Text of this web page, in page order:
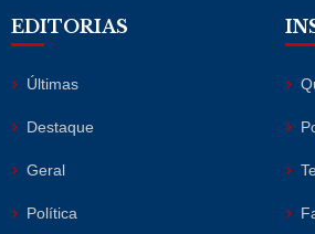
EDITORIAS
Últimas
Destaque
Geral
Política